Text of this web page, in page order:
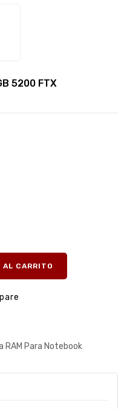
5200 FTX
AL CARRITO
RAM Para Notebook